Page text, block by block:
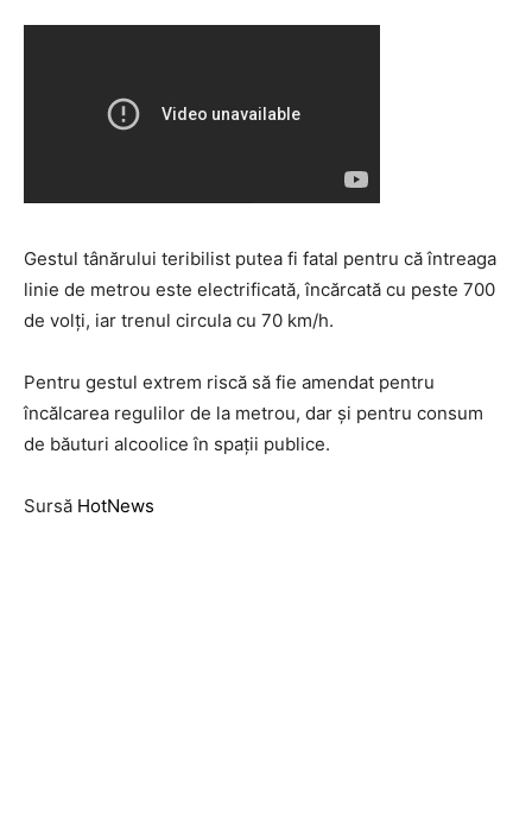
Gestul tânărului teribilist putea fi fatal pentru că întreaga
linie de metrou este electrificată, încărcată cu peste 700
de volţi, iar trenul circula cu 70 km/h.
Pentru gestul extrem riscă să fie amendat pentru
încălcarea regulilor de la metrou, dar și pentru consum
de băuturi alcoolice în spații publice.
Sursă HotNews